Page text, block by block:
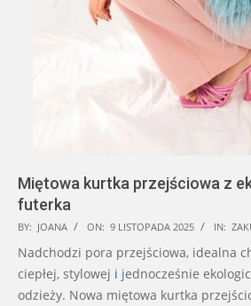
Miętowa kurtka przejściowa z
futerka
2025-
11-
09
BY: JOANA ON: 9 LISTOPADA 2025 IN:
Nadchodzi pora przejściowa, idealna
ciepłej, stylowej i jednocześnie
odzieży. Nowa miętowa kurtka